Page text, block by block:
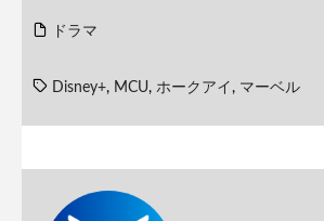
ドラマ
Disney+, MCU, ホークアイ , マーベル